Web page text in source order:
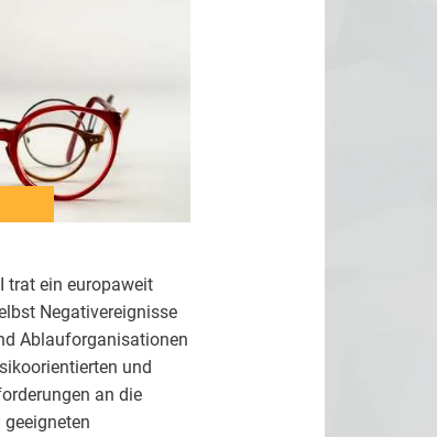
trat ein europaweit
Negativereignisse
Ablauforganisationen
und
an die